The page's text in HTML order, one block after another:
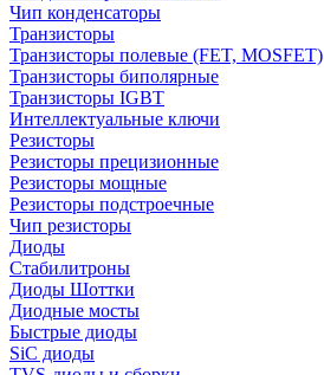
Чип конденсаторы
Транзисторы
Транзисторы полевые (FET, MOSFET)
Транзисторы биполярные
Транзисторы IGBT
Интеллектуальные ключи
Резисторы
Резисторы прецизионные
Резисторы мощные
Резисторы подстроечные
Чип резисторы
Диоды
Стабилитроны
Диоды Шоттки
Диодные мосты
Быстрые диоды
SiC диоды